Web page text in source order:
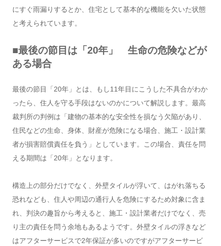
にすぐ雨漏りするとか、住宅として基本的な機能を欠いた状態
と考えられています。
■最後の節目は「20年」 生命の危険などが
ある場合
最後の節目「20年」とは、もし11年目にこうした不具合がわか
ったら、住人を守る手段はないのかについて解説します。最高
裁判所の判例は「建物の基本的な安全性を損なう欠陥があり、
住民などの生命、身体、財産が危険になる場合、施工・設計業
者が損害賠償責任を負う」としています。この場合、責任を問
える期間は「20年」となります。
構造上の部分だけでなく、外壁タイルが浮いて、はがれ落ちる
恐れなども、住人や周辺の通行人を危険にするため対象に含ま
れ、判決の趣旨から考えると、施工・設計業者だけでなく、売
り主の責任を問う余地もあるようです。外壁タイルの浮きなど
はアフターサービスで2年保証が多いのですがアフターサービ